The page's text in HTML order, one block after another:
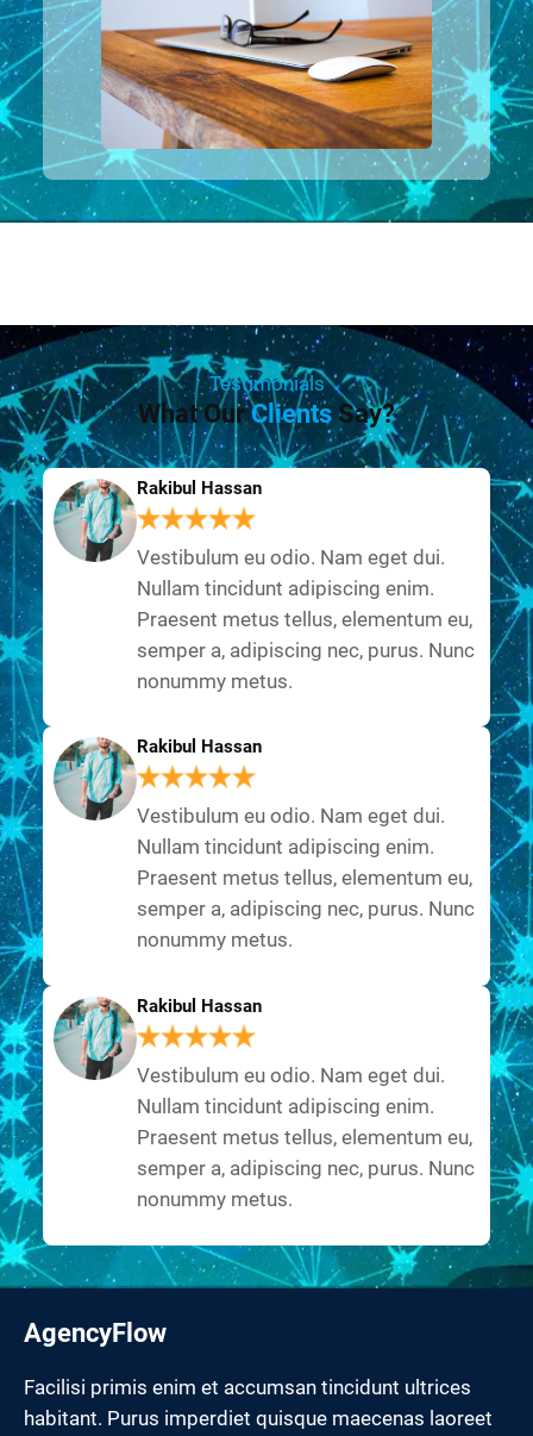
Testimonials
What OurClients Say?
Rakibul Hassan
Vestibulum eu odio. Nam eget dui.
Nullam tincidunt adipiscing enim.
Praesent metus tellus, elementum eu,
semper a, adipiscing nec, purus. Nunc
nonummy metus.
Rakibul Hassan
Vestibulum eu odio. Nam eget dui.
Nullam tincidunt adipiscing enim.
Praesent metus tellus, elementum eu,
semper a, adipiscing nec, purus. Nunc
nonummy metus.
Rakibul Hassan
Vestibulum eu odio. Nam eget dui.
Nullam tincidunt adipiscing enim.
Praesent metus tellus, elementum eu,
semper a, adipiscing nec, purus. Nunc
nonummy metus.
AgencyFlow
Facilisi primis enim et accumsan tincidunt ultrices
habitant. Purus imperdiet quisque maecenas laoreet